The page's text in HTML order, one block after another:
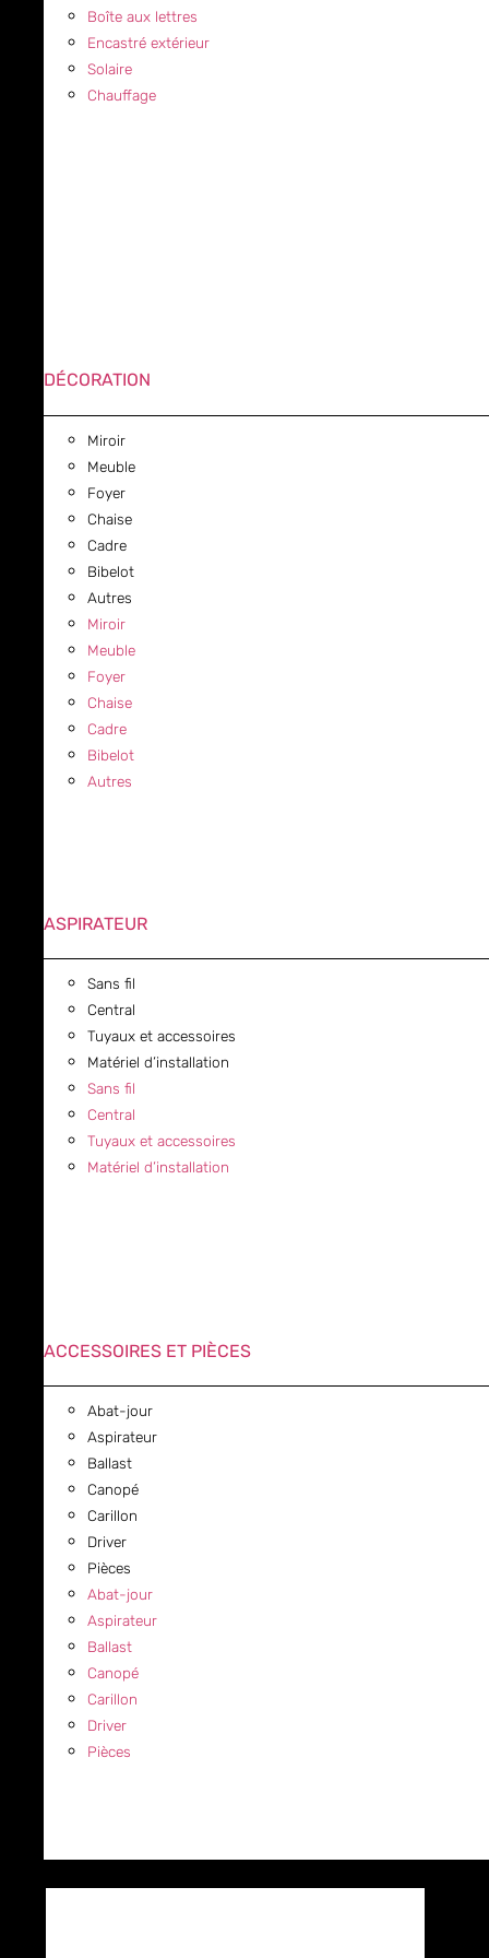
Boîte aux lettres
Encastré extérieur
Solaire
Chauffage
DÉCORATION
Miroir
Meuble
Foyer
Chaise
Cadre
Bibelot
Autres
Miroir
Meuble
Foyer
Chaise
Cadre
Bibelot
Autres
ASPIRATEUR
Sans fil
Central
Tuyaux et accessoires
Matériel d’installation
Sans fil
Central
Tuyaux et accessoires
Matériel d’installation
ACCESSOIRES ET PIÈCES
Abat-jour
Aspirateur
Ballast
Canopé
Carillon
Driver
Pièces
Abat-jour
Aspirateur
Ballast
Canopé
Carillon
Driver
Pièces